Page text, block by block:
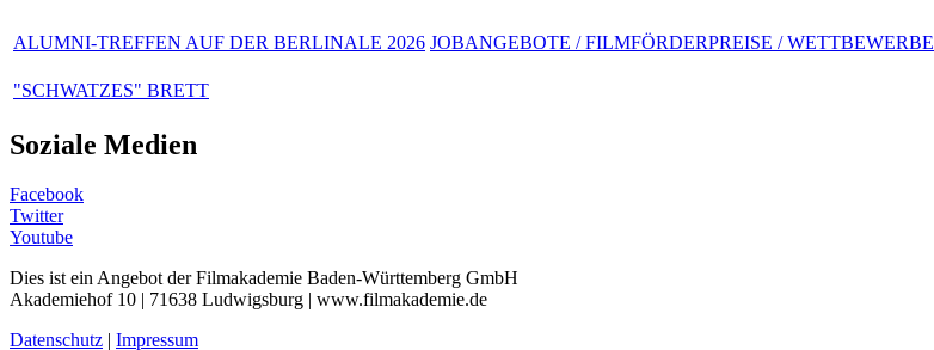
ALUMNI-TREFFEN AUF DER BERLINALE 2026 JOBANGEBOTE / FILMFÖRDERPREISE / WETTBEWERBE
"SCHWATZES" BRETT
Soziale Medien
Facebook
Twitter
Youtube
Dies ist ein Angebot der Filmakademie Baden-Württemberg GmbH
Akademiehof 10 | 71638 Ludwigsburg | www.filmakademie.de
Datenschutz | Impressum